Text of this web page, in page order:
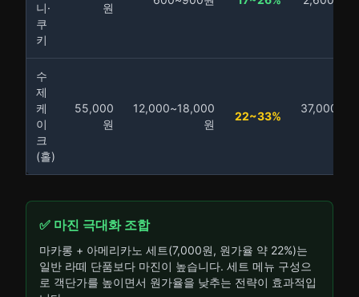
니·
쿠
키
원
수
제
케
이
크
(홀)
55,000
원
12,000~18,000
원
22~33%
✅ 마진 극대화 조합
마카롱 + 아메리카노 세트(7,000원, 원가율 약 22%)는
일반 라떼 단품보다 마진이 높습니다. 세트 메뉴 구성으
로 객단가를 높이면서 원가율을 낮추는 전략이 효과적입